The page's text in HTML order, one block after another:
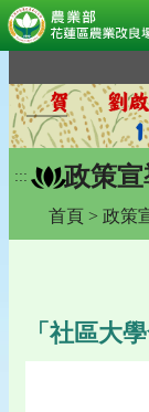
到
主
要
內
容
::: 政策宣
首頁 > 政策
「社區大